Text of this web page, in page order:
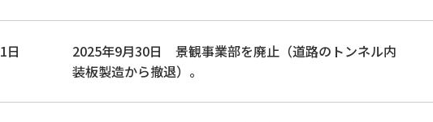
日
2025年9月30日 景観事業部を廃止（道路のトンネル内
装板製造から撤退）。